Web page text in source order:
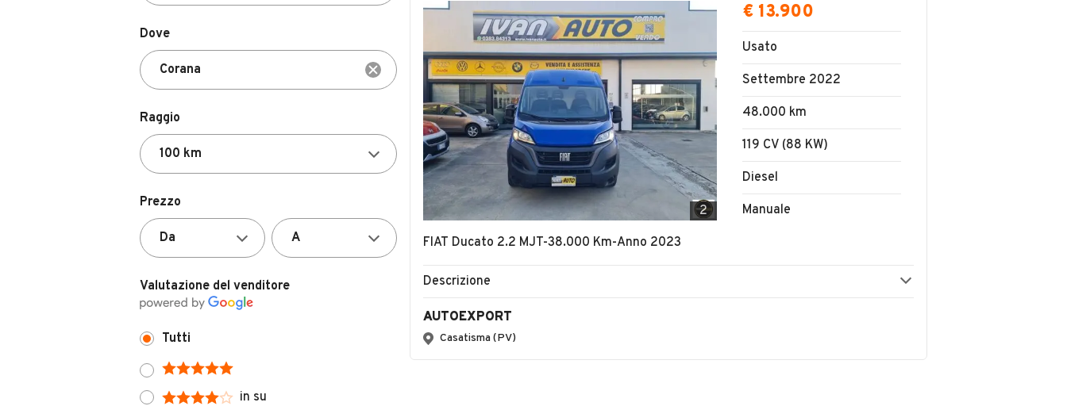
Dove
Raggio
Prezzo
Valutazione del venditore
Tutti
in su
2
FIAT Ducato 2.2 MJT-38.000 Km-Anno 2023
€ 13.900
Usato
Settembre 2022
48.000 km
119 CV (88 KW)
Diesel
Manuale
Descrizione
AUTOEXPORT
Casatisma (PV)